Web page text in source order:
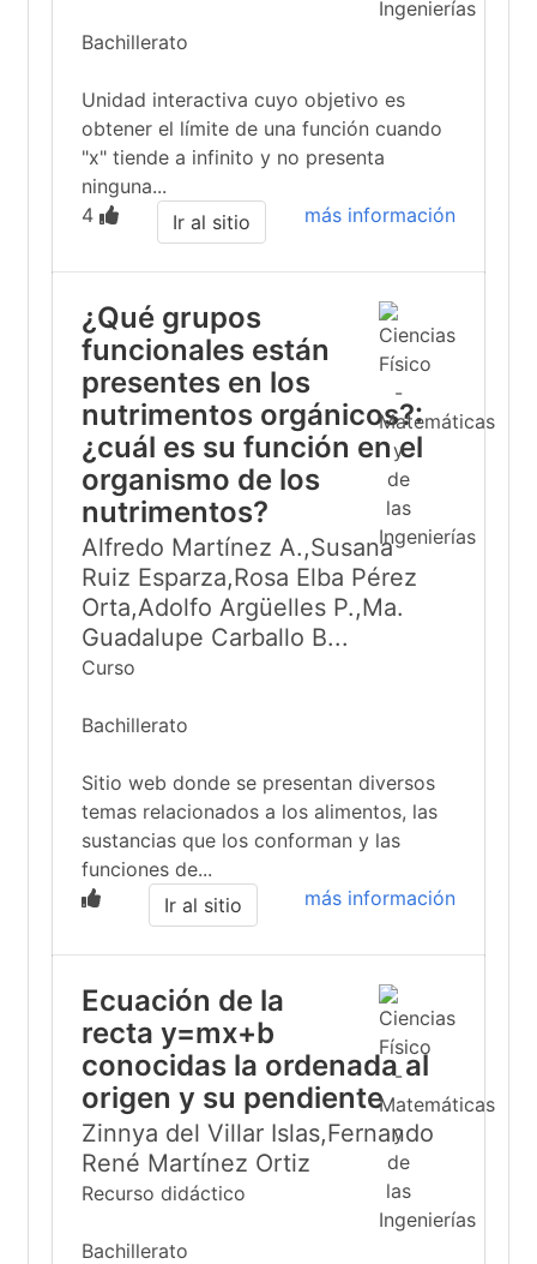
Bachillerato
Unidad interactiva cuyo objetivo es
obtener el límite de una función cuando
"x" tiende a infinito y no presenta
ninguna...
4
más información
Ir al sitio
¿Qué grupos
funcionales están
presentes en los
nutrimentos orgánicos?:
¿cuál es su función en el
organismo de los
nutrimentos?
Alfredo Martínez A.,Susana
Ruiz Esparza,Rosa Elba Pérez
Orta,Adolfo Argüelles P.,Ma.
Guadalupe Carballo B...
Curso
Bachillerato
Sitio web donde se presentan diversos
temas relacionados a los alimentos, las
sustancias que los conforman y las
funciones de...
más información
Ir al sitio
Ecuación de la
recta y=mx+b
conocidas la ordenada al
origen y su pendiente
Zinnya del Villar Islas,Fernando
René Martínez Ortiz
Recurso didáctico
Bachillerato